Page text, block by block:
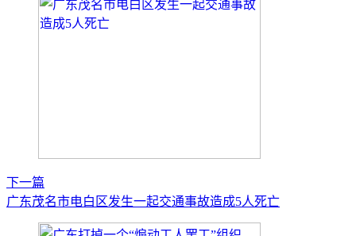
下一篇
广东茂名市电白区发生一起交通事故造成5人死亡